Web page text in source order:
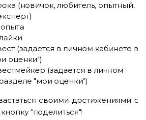
(новичок, любитель, опытный,
(задается в личном кабинете в
оценки")
(задается в личном
"мои оценки")
своими достижениями с
"поделиться"!